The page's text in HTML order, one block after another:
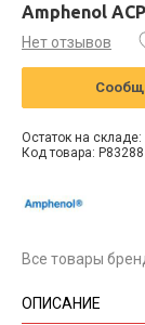
Amphenol
Нет отзывов
Остаток на складе:
Код товара: P83288
Все товары
ОПИСАНИЕ